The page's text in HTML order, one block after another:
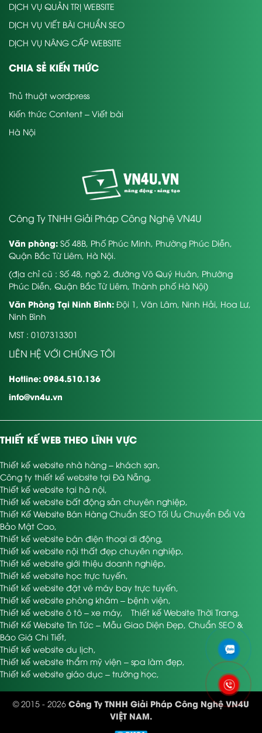
DỊCH VỤ QUẢN TRỊ WEBSITE
DỊCH VỤ VIẾT BÀI CHUẨN SEO
DỊCH VỤ NÂNG CẤP WEBSITE
CHIA SẺ KIẾN THỨC
Thủ thuật wordpress
Kiến thức Content – Viết bài
Hà Nội
Công Ty TNHH Giải Pháp Công Nghệ VN4U
Văn phòng: Số 48B, Phố Phúc Minh, Phường Phúc Diễn,
Quận Bắc Từ Liêm, Hà Nội.
(địa chỉ cũ : Số 48, ngõ 2, đường Võ Quý Huân, Phường
Phúc Diễn, Quận Bắc Từ Liêm, Thành phố Hà Nội)
Văn Phòng Tại Ninh Bình: Đội 1, Văn Lâm, Ninh Hải, Hoa Lư,
Ninh Bình
MST : 0107313301
LIÊN HỆ VỚI CHÚNG TÔI
Hotline: 0984.510.136
info@vn4u.vn
THIẾT KẾ WEB THEO LĨNH VỰC
Thiết kế website nhà hàng – khách sạn,
Công ty thiết kế website tại Đà Nẵng,
Thiết kế website tại hà nội,
Thiết kế website bất động sản chuyên nghiệp,
Thiết Kế Website Bán Hàng Chuẩn SEO Tối Ưu Chuyển Đổi Và
Bảo Mật Cao,
Thiết kế website bán điện thoại di động,
Thiết kế website nội thất đẹp chuyên nghiệp,
Thiết kế website giới thiệu doanh nghiệp,
Thiết kế website học trực tuyến,
Thiết kế website đặt vé máy bay trực tuyến,
Thiết kế website phòng khám – bệnh viện,
Thiết kế website ô tô – xe máy, Thiết kế Website Thời Trang,
Thiết Kế Website Tin Tức – Mẫu Giao Diện Đẹp, Chuẩn SEO &
Báo Giá Chi Tiết,
Thiết kế website du lịch,
Thiết kế website thẩm mỹ viện – spa làm đẹp,
Thiết kế website giáo dục – trường học,
© 2015 - 2026 Công Ty TNHH Giải Pháp Công Nghệ VN4U
VIỆT NAM.